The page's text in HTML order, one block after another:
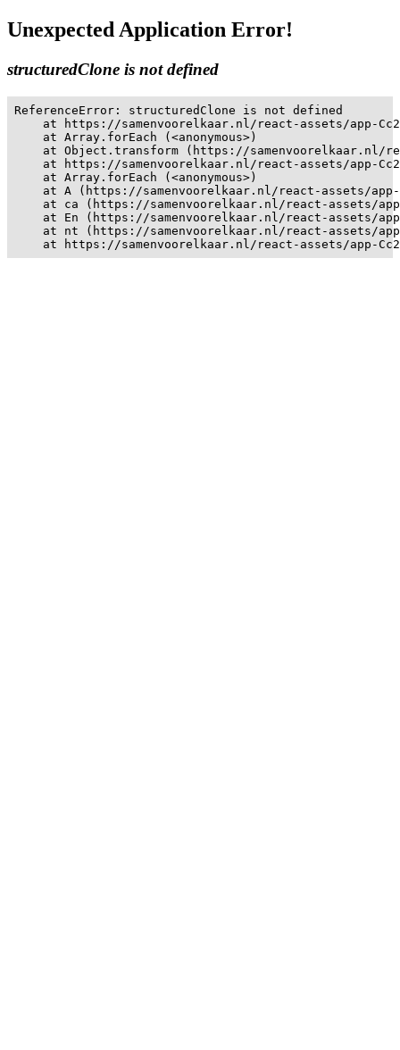
Unexpected Application Error!
structuredClone is not defined
ReferenceError: structuredClone is not defined
at https://samenvoorelkaar.nl/react-assets/app-
    at Array.forEach (<anonymous>)
at Object.transform (https://samenvoorelkaar.nl/
at https://samenvoorelkaar.nl/react-assets/app-
    at Array.forEach (<anonymous>)
at A (https://samenvoorelkaar.nl/react-assets/
at ca (https://samenvoorelkaar.nl/react-assets/
at En (https://samenvoorelkaar.nl/react-assets/
at nt (https://samenvoorelkaar.nl/react-assets/
at https://samenvoorelkaar.nl/react-assets/app-